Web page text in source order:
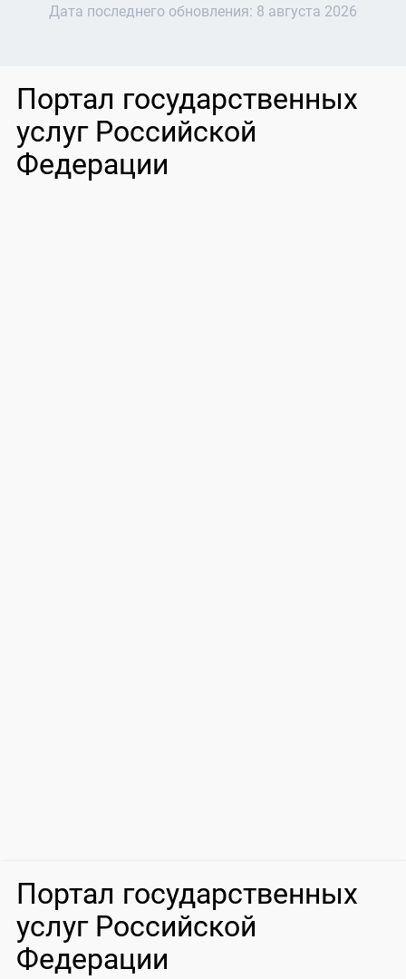
Дата последнего обновления: 8 августа 2026
Портал государственных
услуг Российской
Федерации
Портал государственных
услуг Российской
Федерации